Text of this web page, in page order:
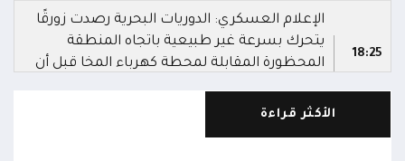
18:25
الإعلام العسكري: الدوريات البحرية رصدت زورقًا
يتحرك بسرعة غير طبيعية باتجاه المنطقة
المحظورة المقابلة لمحطة كهرباء المخا قبل أن
الأكثر قراءة